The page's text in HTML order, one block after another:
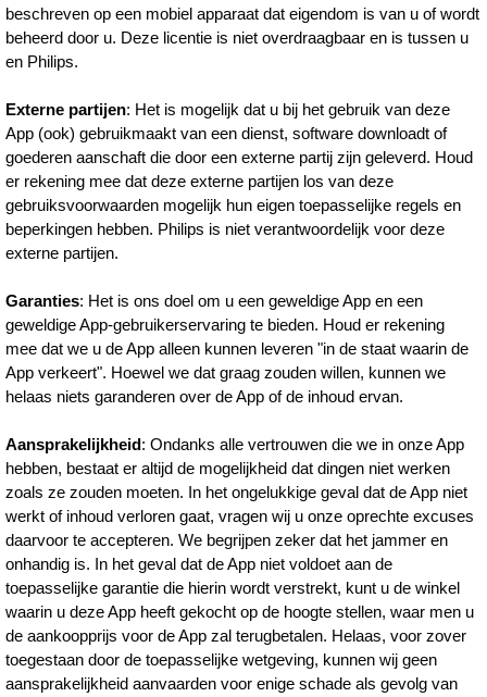
beschreven op een mobiel apparaat dat eigendom is van u of wordt
beheerd door u. Deze licentie is niet overdraagbaar en is tussen u
en Philips.
Externe partijen: Het is mogelijk dat u bij het gebruik van deze
App (ook) gebruikmaakt van een dienst, software downloadt of
goederen aanschaft die door een externe partij zijn geleverd. Houd
er rekening mee dat deze externe partijen los van deze
gebruiksvoorwaarden mogelijk hun eigen toepasselijke regels en
beperkingen hebben. Philips is niet verantwoordelijk voor deze
externe partijen.
Garanties: Het is ons doel om u een geweldige App en een
geweldige App-gebruikerservaring te bieden. Houd er rekening
mee dat we u de App alleen kunnen leveren "in de staat waarin de
App verkeert". Hoewel we dat graag zouden willen, kunnen we
helaas niets garanderen over de App of de inhoud ervan.
Aansprakelijkheid: Ondanks alle vertrouwen die we in onze App
hebben, bestaat er altijd de mogelijkheid dat dingen niet werken
zoals ze zouden moeten. In het ongelukkige geval dat de App niet
werkt of inhoud verloren gaat, vragen wij u onze oprechte excuses
daarvoor te accepteren. We begrijpen zeker dat het jammer en
onhandig is. In het geval dat de App niet voldoet aan de
toepasselijke garantie die hierin wordt verstrekt, kunt u de winkel
waarin u deze App heeft gekocht op de hoogte stellen, waar men u
de aankoopprijs voor de App zal terugbetalen. Helaas, voor zover
toegestaan door de toepasselijke wetgeving, kunnen wij geen
aansprakelijkheid aanvaarden voor enige schade als gevolg van